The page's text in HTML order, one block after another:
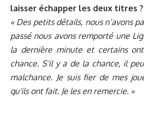
laisser échapper les deux titres ?
« Des petits détails, nous n’avons
passé nous avons remporté une
la dernière minute et certains
chance. S'il y a de la chance, il
malchance. Je suis fier de mes
qu'ils ont fait. Je les en remercie. »